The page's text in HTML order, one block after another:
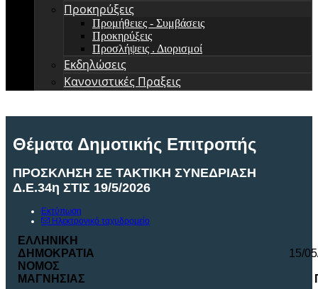
Προκηρύξεις
Προμήθειες - Συμβάσεις
Προκηρύξεις
Προσλήψεις . Διορισμοί
Εκδηλώσεις
Κανονιστικές Πραξεις
Θέματα Δημοτικής Επιτροπής
ΠΡΟΣΚΛΗΣΗ ΣΕ ΤΑΚΤΙΚΗ ΣΥΝΕΔΡΙΑΣΗ
Δ.Ε.34η ΣΤΙΣ 19/5/2026
Εκτύπωση
Ηλεκτρονικό ταχυδρομείο
ΕΛΛΗΝΙΚΗ
ΔΗΜΟΚΡΑΤΙΑ
ΝΟΜOΣ
ΜΑΓΝΗΣΙΑΣ
15/